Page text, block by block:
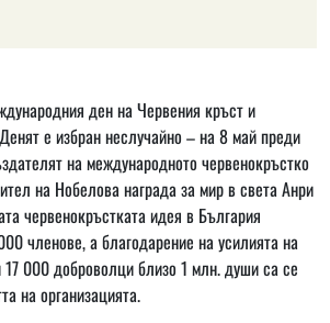
ден на Червения кръст и
е избран неслучайно – на 8 май преди
на международното червенокръстко
на Нобелова награда за мир в света Анри
червенокръстката идея в България
членове, а благодарение на усилията на
000 доброволци близо 1 млн. души са се
на организацията.